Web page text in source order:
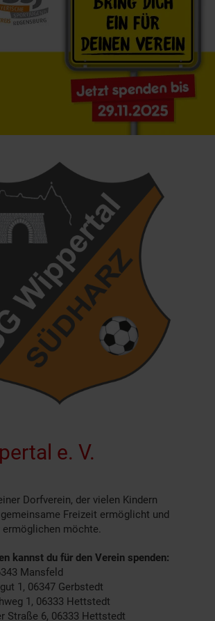
e. V.
Dorfverein, der vielen Kindern
Freizeit ermöglicht und
ermöglichen möchte.
kannst du für den Verein spenden:
Mansfeld
1, 06347 Gerbstedt
1, 06333 Hettstedt
Straße 6, 06333 Hettstedt